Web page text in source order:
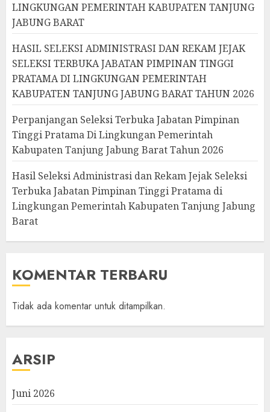
LINGKUNGAN PEMERINTAH KABUPATEN TANJUNG
JABUNG BARAT
HASIL SELEKSI ADMINISTRASI DAN REKAM JEJAK
SELEKSI TERBUKA JABATAN PIMPINAN TINGGI
PRATAMA DI LINGKUNGAN PEMERINTAH
KABUPATEN TANJUNG JABUNG BARAT TAHUN 2026
Perpanjangan Seleksi Terbuka Jabatan Pimpinan
Tinggi Pratama Di Lingkungan Pemerintah
Kabupaten Tanjung Jabung Barat Tahun 2026
Hasil Seleksi Administrasi dan Rekam Jejak Seleksi
Terbuka Jabatan Pimpinan Tinggi Pratama di
Lingkungan Pemerintah Kabupaten Tanjung Jabung
Barat
KOMENTAR TERBARU
Tidak ada komentar untuk ditampilkan.
ARSIP
Juni 2026